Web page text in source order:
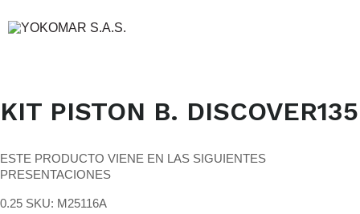
KIT PISTON B. DISCOVER135
ESTE PRODUCTO VIENE EN LAS SIGUIENTES
PRESENTACIONES
0.25 SKU: M25116A